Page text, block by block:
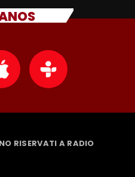
RISERVATI A RADIO